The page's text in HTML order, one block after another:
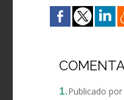
1.Publicado por